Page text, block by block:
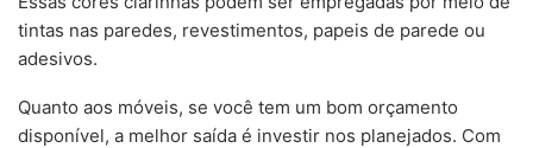
tintas nas paredes, revestimentos, papeis de parede ou
adesivos.
Quanto aos móveis, se você tem um bom orçamento
disponível, a melhor saída é investir nos planejados. Com